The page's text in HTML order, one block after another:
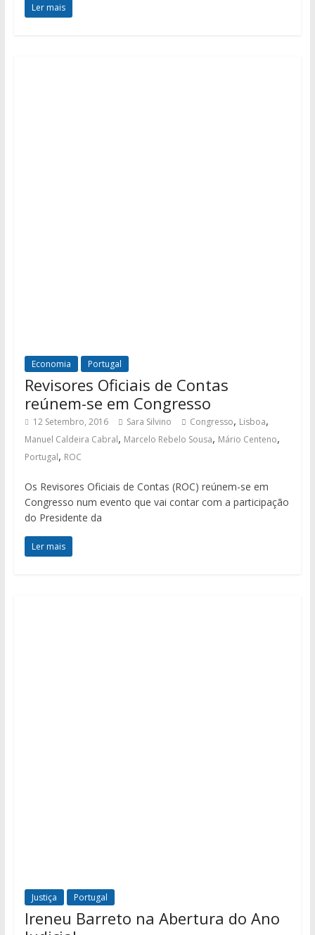
Ler mais
Economia Portugal
Revisores Oficiais de Contas
reúnem-se em Congresso
12 Setembro, 2016 Sara Silvino Congresso, Lisboa,
Manuel Caldeira Cabral, Marcelo Rebelo Sousa, Mário Centeno,
Portugal, ROC
Os Revisores Oficiais de Contas (ROC) reúnem-se em
Congresso num evento que vai contar com a participação
do Presidente da
Ler mais
Justiça Portugal
Ireneu Barreto na Abertura do Ano